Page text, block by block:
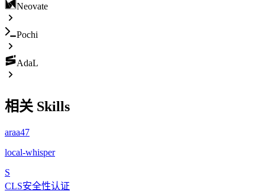
Neovate
Pochi
AdaL
相关 Skills
araa47
local-whisper
S
CLS安全性认证